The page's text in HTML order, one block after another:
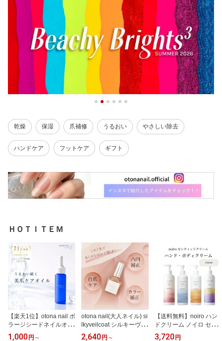
乾燥 保湿 爪補修 うるおい やさしい除去
ハンドケア フットケア ギフト
ＨＯＴＩＴＥＭ
【楽天1位】otona nail ボ
ラージシードネイルオイ
ル （植物性 キューティ
1,000 円 ～
otona nail(大人ネイル) si
lkyveilcoat シルキーヴェ
ールコート 爪保護 速乾
2,640 円 ～
【送料無料】noiro ハン
ドクリーム ノイロ セン
ティッドクリーム 300ml
3,720 円